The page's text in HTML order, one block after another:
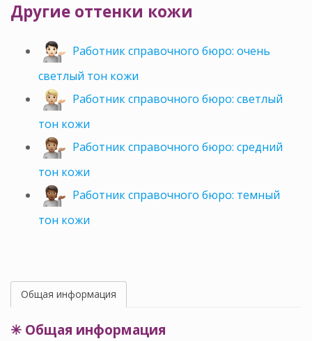
Другие оттенки кожи
Работник справочного бюро: очень
светлый тон кожи
Работник справочного бюро: светлый
тон кожи
Работник справочного бюро: средний
тон кожи
Работник справочного бюро: темный
тон кожи
Общая информация
✳ Общая информация